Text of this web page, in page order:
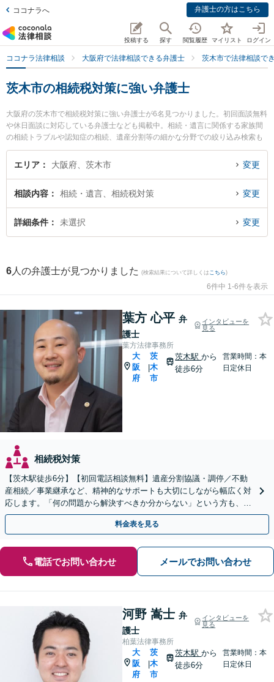
ココナラへ 弁護士の方はこちら
投稿する 探す 閲覧履歴 マイリスト ログイン
ココナラ法律相談 大阪府で法律相談できる弁護士 茨木市で法律相談で
茨木市の相続税対策に強い弁護士
大阪府の茨木市で相続税対策に強い弁護士が6名見つかりました。初回面談無料
や休日面談に対応している弁護士なども掲載中。相続・遺言に関係する家族間
の相続トラブルや認知症の相続、遺産分割等の細かな分野での絞り込み検索も
でき便利です。特に葉方法律事務所の葉方 心平弁護士や柏葉法律事務所の河野
嵩士弁護士、いばらき総合法律事務所の大西 健太郎弁護士のプロフィール情報
ブル解決の実績豊富な近くの弁護士を検索したい』『初回相談無料で相続税対
策を法律相談できる茨木市内の弁護士に相談予約したい』などでお困りの相談
者さんにおすすめです。
エリア 大阪府、茨木市 変更
相談内容 相続・遺言、相続税対策 変更
詳細条件 未選択 変更
6 人の弁護士が見つかりました (検索結果について詳しくは こちら)
6件中 1-6件を表示
葉方 心平 弁
護士
インタビューを
見る
葉方法律事務所
大
阪
府
|
茨
木
市
茨木駅から
徒歩6分
営業時間：本
日定休日
相続税対策
【茨木駅徒歩6分】【初回電話相談無料】遺産分割協議・調停／不動
産相続／事業継承など、精神的なサポートも大切にしながら幅広く対
応します。「何の問題から解決すべきか分からない」という方も、お
気軽にご相談ください【関連士業と連携】
料金表を見る
電話でお問い合わせ メールでお問い合わせ
河野 嵩士 弁
護士
インタビューを
見る
柏葉法律事務所
大
阪
府
|
茨
木
市
茨木駅から
徒歩6分
営業時間：本
日定休日